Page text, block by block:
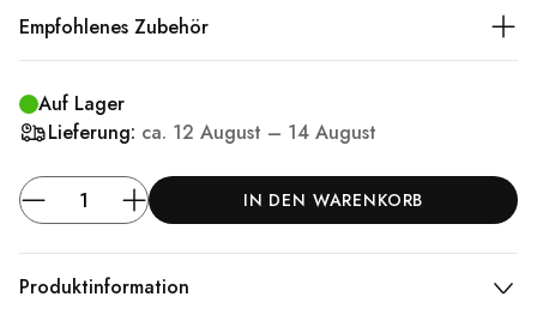
Empfohlenes Zubehör
Auf Lager
Lieferung: ca. 12 August – 14 August
IN DEN WARENKORB
Produktinformation